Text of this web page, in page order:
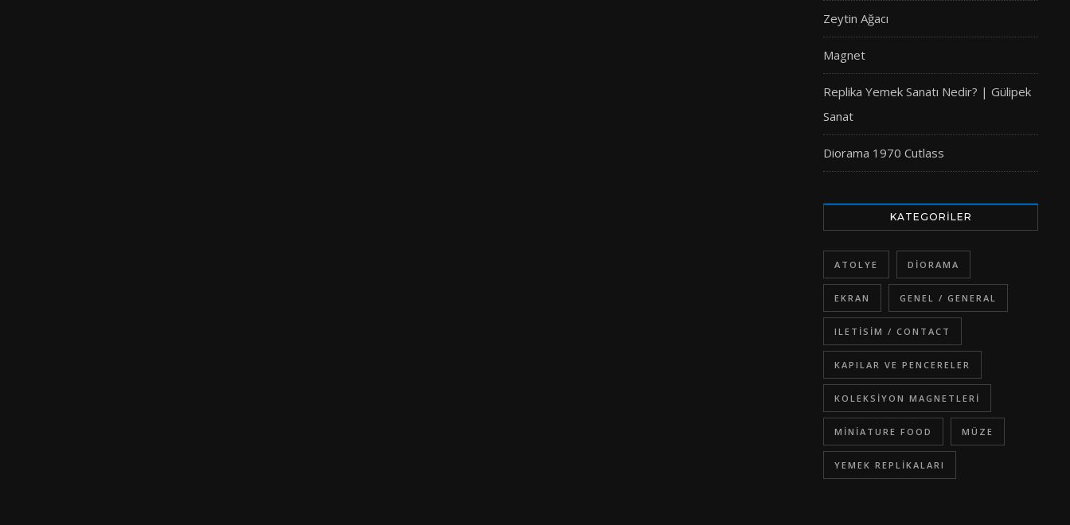
Zeytin Ağacı
Magnet
Replika Yemek Sanatı Nedir? | Gülipek
Sanat
Diorama 1970 Cutlass
KATEGORILER
ATOLYE DIORAMA
EKRAN GENEL / GENERAL
ILETISIM / CONTACT
KAPILAR VE PENCERELER
KOLEKSIYON MAGNETLERI
MINIATURE FOOD MÜZE
YEMEK REPLIKALARI